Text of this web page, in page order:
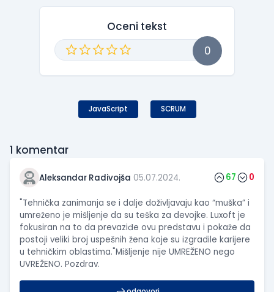
Oceni tekst
0
JavaScript SCRUM
1 komentar
Aleksandar Radivojša 05.07.2024. 67 0
"Tehnička zanimanja se i dalje doživljavaju kao “muška” i
umreženo je mišljenje da su teška za devojke. Luxoft je
fokusiran na to da prevaziđe ovu predstavu i pokaže da
postoji veliki broj uspešnih žena koje su izgradile karijere
u tehničkim oblastima."Mišljenje nije UMREŽENO nego
UVREŽENO. Pozdrav.